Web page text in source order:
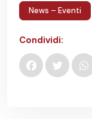
News – Eventi
Condividi: